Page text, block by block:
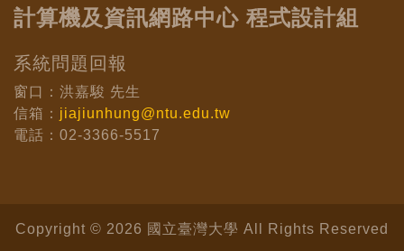
計算機及資訊網路中心 程式設計組
系統問題回報
窗口：洪嘉駿 先生
信箱： jiajiunhung@ntu.edu.tw
電話：02-3366-5517
Copyright © 2026 國立臺灣大學 All Rights Reserved